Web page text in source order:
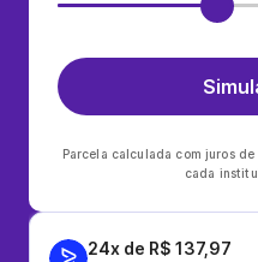
Parcela calculada com juros
cada
24x de R$ 137,97